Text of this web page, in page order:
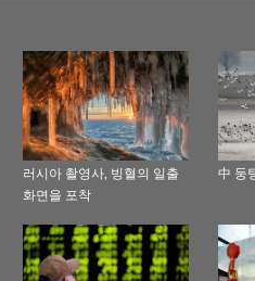
러시아 촬영사, 빙혈의 일출
화면을 포착
中 둥